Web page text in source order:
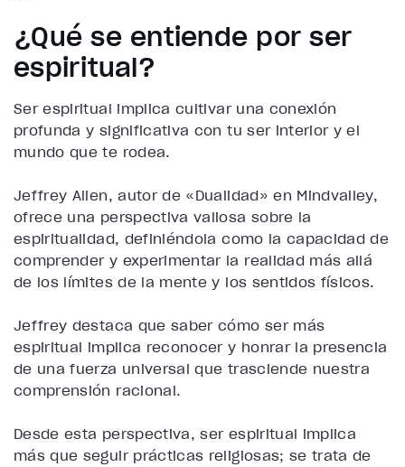
¿Qué se entiende por ser
espiritual?
Ser espiritual implica cultivar una conexión
profunda y significativa con tu ser interior y el
mundo que te rodea.
Jeffrey Allen, autor de «Dualidad» en Mindvalley,
ofrece una perspectiva valiosa sobre la
espiritualidad, definiéndola como la capacidad de
comprender y experimentar la realidad más allá
de los límites de la mente y los sentidos físicos.
Jeffrey destaca que saber cómo ser más
espiritual implica reconocer y honrar la presencia
de una fuerza universal que trasciende nuestra
comprensión racional.
Desde esta perspectiva, ser espiritual implica
más que seguir prácticas religiosas; se trata de